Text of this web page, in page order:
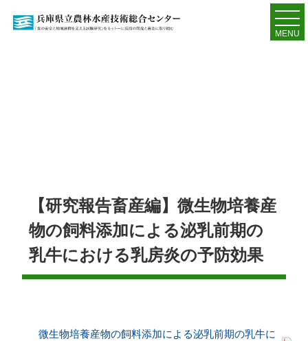
MENU
【研究報告畜産編】微生物培養産
物の飼料添加による泌乳前期の
乳牛における乳房炎の予防効果
微生物培養産物の飼料添加による泌乳前期の乳牛に